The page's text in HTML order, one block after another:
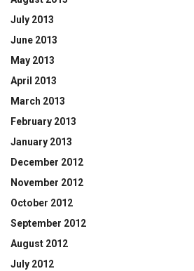
July 2013
June 2013
May 2013
April 2013
March 2013
February 2013
January 2013
December 2012
November 2012
October 2012
September 2012
August 2012
July 2012